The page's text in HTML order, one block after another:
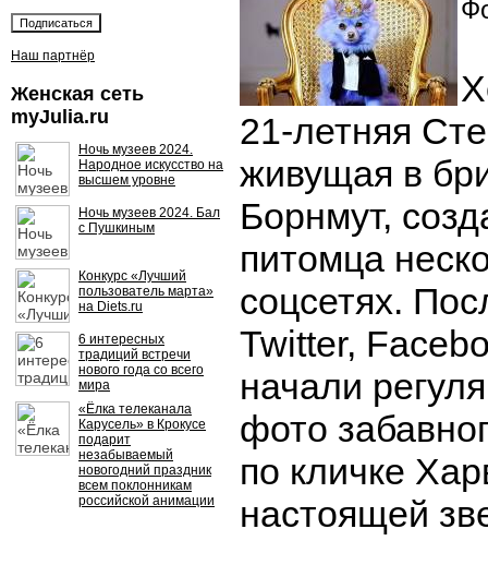
Наш партнёр
Женская сеть
myJulia.ru
Ночь музеев 2024.
Народное искусство на
высшем уровне
Ночь музеев 2024. Бал
с Пушкиным
Конкурс «Лучший
пользователь марта»
на Diets.ru
6 интересных
традиций встречи
нового года со всего
мира
«Ёлка телеканала
Карусель» в Крокусе
подарит
незабываемый
новогодний праздник
всем поклонникам
российской анимации
21-летняя
живущая в
Борнмут,
питомца
соцсетях.
Twitter,
начали
фото
по кличке
настоящей